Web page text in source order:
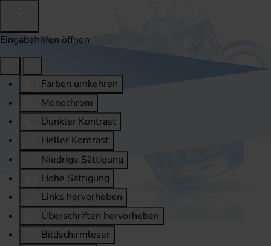
Eingabehilfen öffnen
Farben umkehren
Monochrom
Dunkler Kontrast
Heller Kontrast
Niedrige Sättigung
Hohe Sättigung
Links hervorheben
Überschriften hervorheben
Bildschirmleser